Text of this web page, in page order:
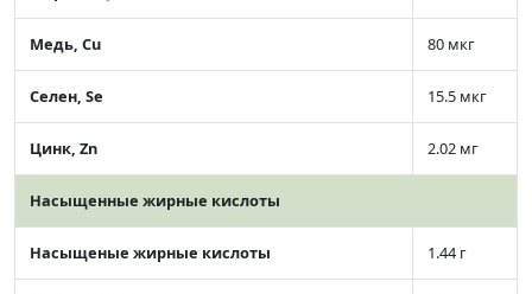
Медь, Cu 80 мкг
Селен, Se 15.5 мкг
Цинк, Zn 2.02 мг
Насыщенные жирные кислоты
Насыщеные жирные кислоты 1.44 г